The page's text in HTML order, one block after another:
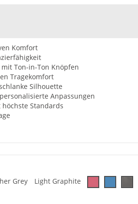
Komfort
Ton-in-Ton Knöpfen
Tragekomfort
Silhouette
Anpassungen
Standards
Grey Light Graphite